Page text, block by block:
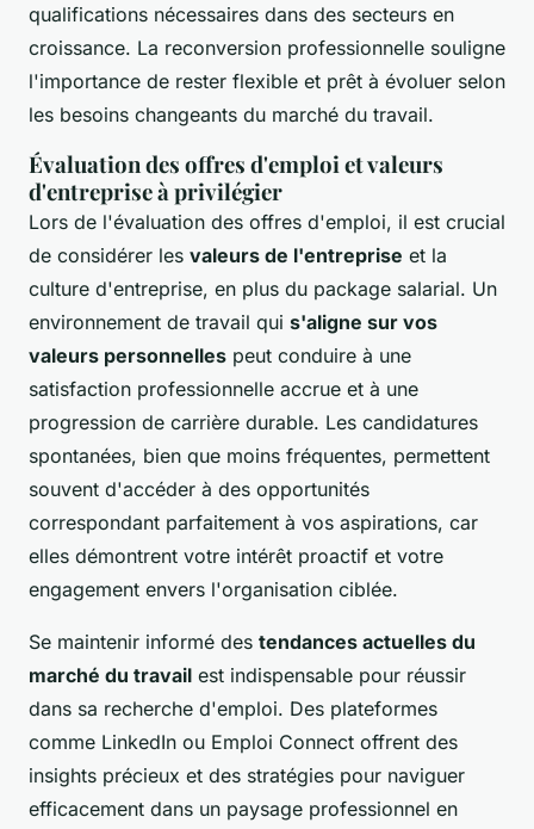
qualifications nécessaires dans des secteurs en
croissance. La reconversion professionnelle souligne
l'importance de rester flexible et prêt à évoluer selon
les besoins changeants du marché du travail.
Évaluation des offres d'emploi et valeurs
d'entreprise à privilégier
Lors de l'évaluation des offres d'emploi, il est crucial
de considérer les valeurs de l'entreprise et la
culture d'entreprise, en plus du package salarial. Un
environnement de travail qui s'aligne sur vos
valeurs personnelles peut conduire à une
satisfaction professionnelle accrue et à une
progression de carrière durable. Les candidatures
spontanées, bien que moins fréquentes, permettent
souvent d'accéder à des opportunités
correspondant parfaitement à vos aspirations, car
elles démontrent votre intérêt proactif et votre
engagement envers l'organisation ciblée.
Se maintenir informé des tendances actuelles du
marché du travail est indispensable pour réussir
dans sa recherche d'emploi. Des plateformes
comme LinkedIn ou Emploi Connect offrent des
insights précieux et des stratégies pour naviguer
efficacement dans un paysage professionnel en